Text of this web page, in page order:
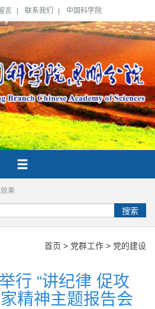
言 联系我们 中国科学院
果
搜索
首页 > 党群工作 > 党的建设
行 “讲纪律 促攻
精神主题报告会